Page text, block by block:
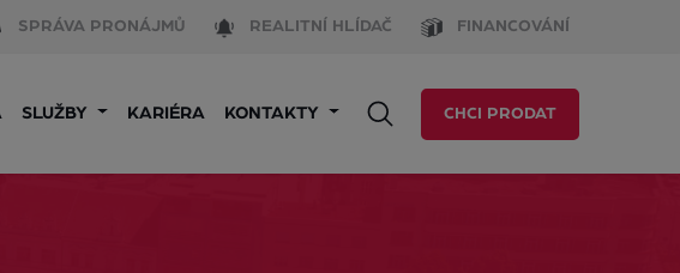
SPRÁVA PRONÁJMŮ REALITNÍ HLÍDAČ FINANCOVÁNÍ
SLUŽBY KARIÉRA KONTAKTY CHCI PRODAT